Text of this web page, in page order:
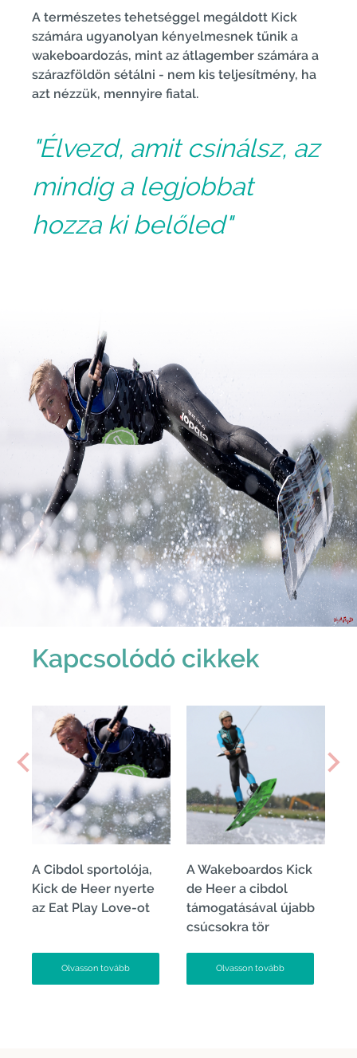
A természetes tehetséggel megáldott Kick
számára ugyanolyan kényelmesnek tűnik a
wakeboardozás, mint az átlagember számára a
szárazföldön sétálni - nem kis teljesítmény, ha
azt nézzük, mennyire fiatal.
"Élvezd, amit csinálsz, az
mindig a legjobbat
hozza ki belőled"
Kapcsolódó cikkek
A Cibdol sportolója,
Kick de Heer nyerte
az Eat Play Love-ot
Olvasson tovább
A Wakeboardos Kick
de Heer a cibdol
támogatásával újabb
csúcsokra tör
Olvasson tovább